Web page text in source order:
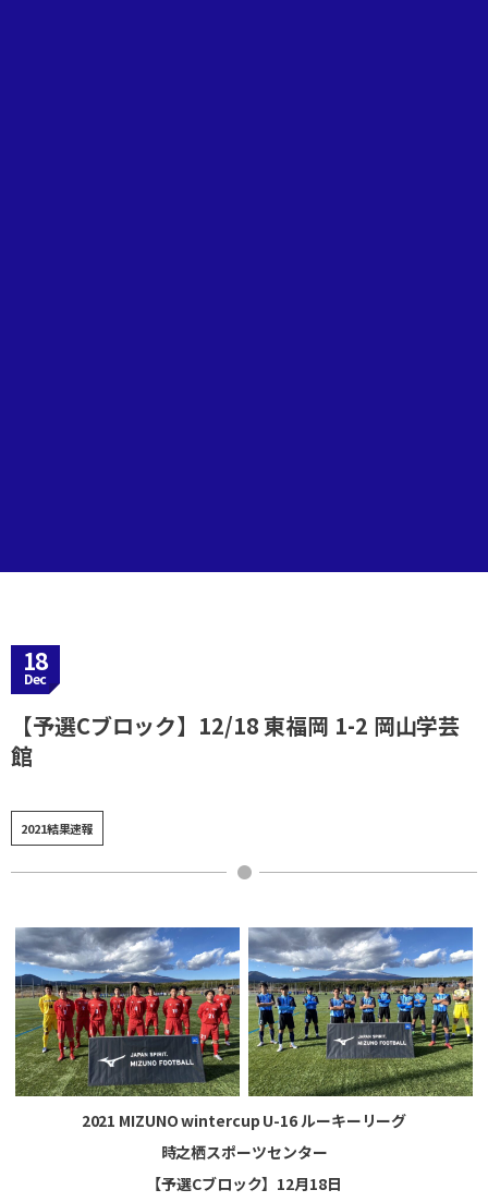
18
Dec
【予選Cブロック】12/18 東福岡 1-2 岡山学芸
館
2021結果速報
2021 MIZUNO wintercup U-16 ルーキーリーグ
時之栖スポーツセンター
【予選Cブロック】12月18日